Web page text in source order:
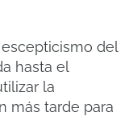
del
hasta el
la
más tarde para